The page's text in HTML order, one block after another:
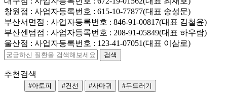
창원점 : 사업자등록번호 : 615-10-77877(대표 송성문)
부산서면점 : 사업자등록번호 : 846-91-00817(대표 김철윤)
부산센텀점 : 사업자등록번호 : 208-91-05849(대표 하우람)
울산점 : 사업자등록번호 : 123-41-07051(대표 이삼로)
추천검색
#아토피 #건선 #사마귀 #두드러기